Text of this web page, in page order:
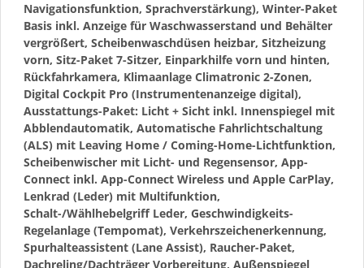
Navigationsfunktion, Sprachverstärkung), Winter-Paket
Basis inkl. Anzeige für Waschwasserstand und Behälter
vergrößert, Scheibenwaschdüsen heizbar, Sitzheizung
vorn, Sitz-Paket 7-Sitzer, Einparkhilfe vorn und hinten,
Rückfahrkamera, Klimaanlage Climatronic 2-Zonen,
Digital Cockpit Pro (Instrumentenanzeige digital),
Ausstattungs-Paket: Licht + Sicht inkl. Innenspiegel mit
Abblendautomatik, Automatische Fahrlichtschaltung
(ALS) mit Leaving Home / Coming-Home-Lichtfunktion,
Scheibenwischer mit Licht- und Regensensor, App-
Connect inkl. App-Connect Wireless und Apple CarPlay,
Lenkrad (Leder) mit Multifunktion,
Schalt-/Wählhebelgriff Leder, Geschwindigkeits-
Regelanlage (Tempomat), Verkehrszeichenerkennung,
Spurhalteassistent (Lane Assist), Raucher-Paket,
Dachreling/Dachträger Vorbereitung, Außenspiegel